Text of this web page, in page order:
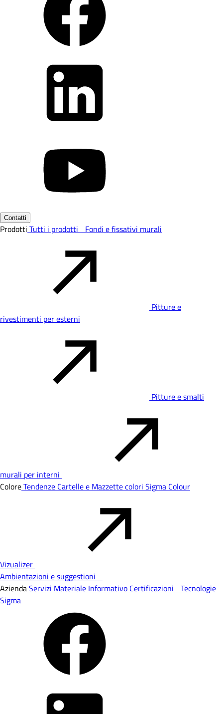
Contatti
Prodotti Tutti i prodotti Fondi e fissativi murali
Pitture e
rivestimenti per esterni
Pitture e smalti
murali per interni
ColoreTendenze Cartelle e Mazzette colori Sigma Colour
Vizualizer
Ambientazioni e suggestioni
AziendaServizi Materiale Informativo Certificazioni Tecnologie
Sigma